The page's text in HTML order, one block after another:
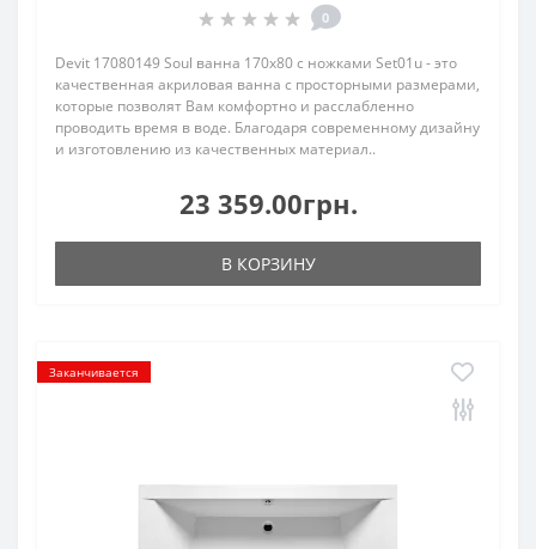
0
Devit 17080149 Soul ванна 170х80 с ножками Set01u - это
качественная акриловая ванна с просторными размерами,
которые позволят Вам комфортно и расслабленно
проводить время в воде. Благодаря современному дизайну
и изготовлению из качественных материал..
23 359.00грн.
В КОРЗИНУ
Заканчивается